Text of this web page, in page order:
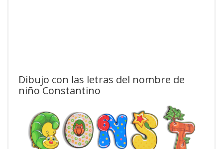
Dibujo con las letras del nombre de
niño Constantino